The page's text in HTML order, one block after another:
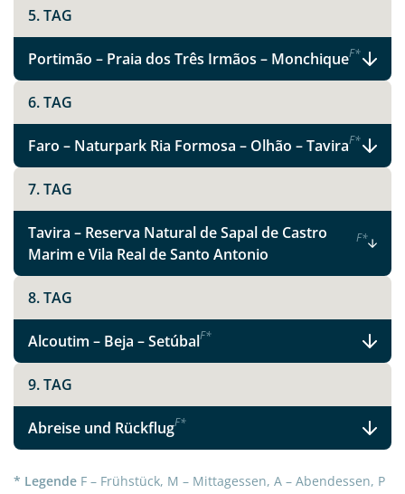
Teile diese Reise
Facebook
Instagram
5. TAG
Portimão – Praia dos Três Irmãos – MonchiqueF*
6. TAG
Faro – Naturpark Ria Formosa – Olhão – TaviraF*
7. TAG
Tavira – Reserva Natural de Sapal de Castro
Marim e Vila Real de Santo Antonio
F*
8. TAG
Alcoutim – Beja – SetúbalF*
9. TAG
Abreise und RückflugF*
* Legende F – Frühstück, M – Mittagessen, A – Abendessen, P